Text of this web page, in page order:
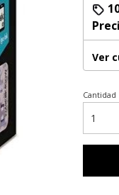
Ver
Cantidad